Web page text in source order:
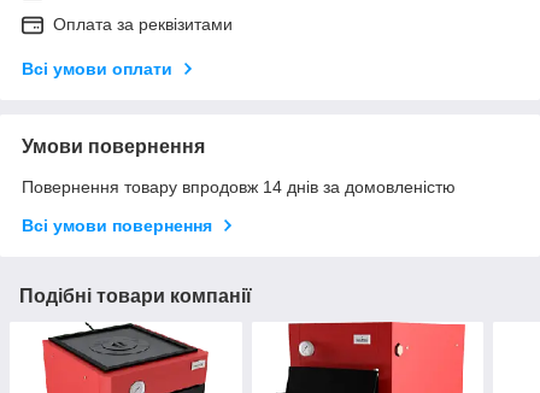
Оплата за реквізитами
Всі умови оплати
Умови повернення
Повернення товару впродовж 14 днів за домовленістю
Всі умови повернення
Подібні товари компанії